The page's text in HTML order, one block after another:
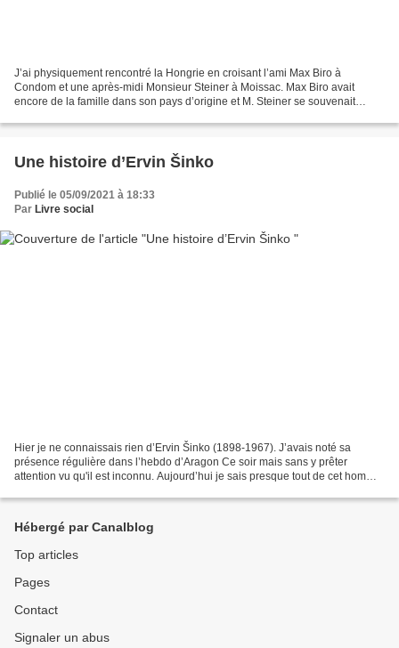
J’ai physiquement rencontré la Hongrie en croisant l’ami Max Biro à
Condom et une après-midi Monsieur Steiner à Moissac. Max Biro avait
encore de la famille dans son pays d’origine et M. Steiner se souvenait
Une histoire d’Ervin Šinko
Publié le 05/09/2021 à 18:33
Par Livre social
Hier je ne connaissais rien d’Ervin Šinko (1898-1967). J’avais noté sa
présence régulière dans l’hebdo d’Aragon Ce soir mais sans y prêter
attention vu qu'il est inconnu. Aujourd’hui je sais presque tout de cet homme
Hébergé par Canalblog
Top articles
Pages
Contact
Signaler un abus